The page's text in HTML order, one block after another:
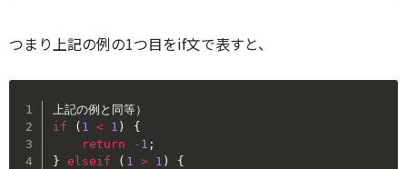
つまり上記の例の1つ目をif文で表すと、
if
( 1 < 1 )
{
return
- 1 ;
} elseif ( 1 > 1 )
{